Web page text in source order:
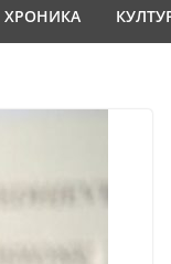
ХРОНИКА